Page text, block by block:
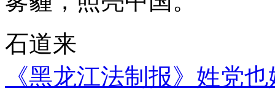
石道来
《黑龙江法制报》姓党